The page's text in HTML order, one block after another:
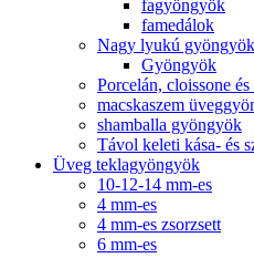
fagyöngyök
famedálok
Nagy lyukú
Gyöngyök
Porcelán, cloissone
macskaszem
shamballa gyöngyök
Távol keleti kása- és
Üveg teklagyöngyök
10-12-14 mm-es
4 mm-es
4 mm-es zsorzsett
6 mm-es